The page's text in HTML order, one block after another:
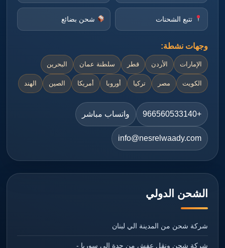
تتبع الشحنات شحن بضائع
وجهات نشطة:
الإمارات الأردن قطر سلطنة عمان البحرين
الكويت مصر تركيا أوروبا أمريكا الصين الهند
+966560533140 واتساب مباشر
info@nesrelwaady.com
الشحن الدولي
شركة شحن من المدينة الي لبنان
شركة شحن ونقل عفش من جدة الي سوريا -